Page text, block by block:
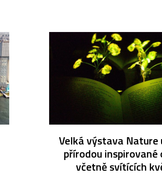
Velká výstava Nature
přírodou inspirované
včetně svítících